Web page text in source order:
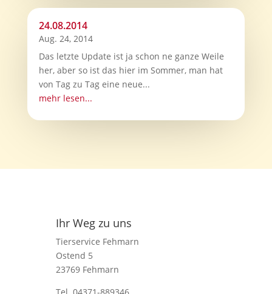
24.08.2014
Aug. 24, 2014
Das letzte Update ist ja schon ne ganze Weile
her, aber so ist das hier im Sommer, man hat
von Tag zu Tag eine neue...
mehr lesen...
Ihr Weg zu uns
Tierservice Fehmarn
Ostend 5
23769 Fehmarn